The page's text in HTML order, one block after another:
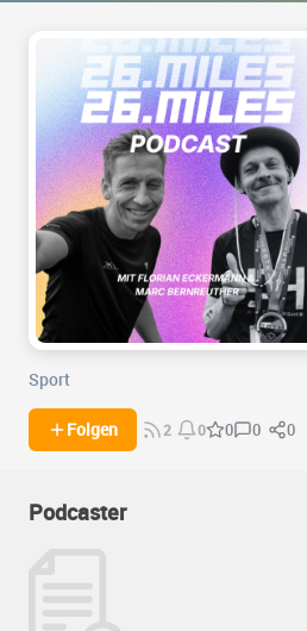
Sport
Folgen 2 0 0 0 0
Podcaster